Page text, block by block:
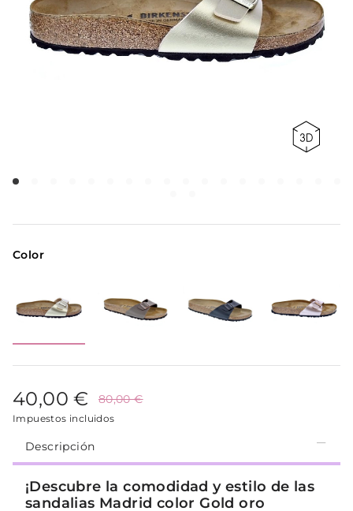
Color
40,00 € 80,00 €
Impuestos incluidos
Descripción
¡Descubre la comodidad y estilo de las
sandalias Madrid color Gold oro